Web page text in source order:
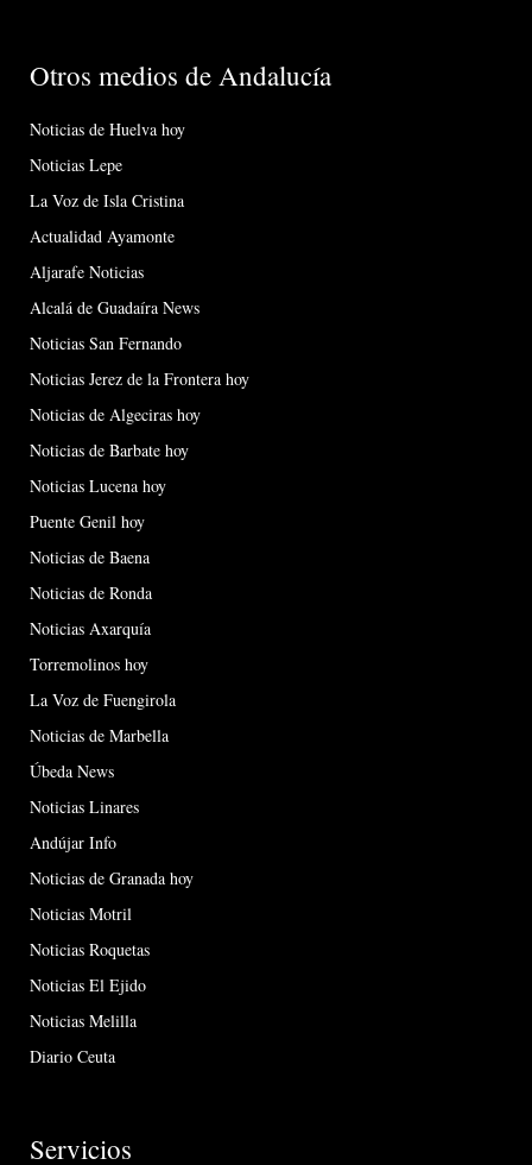
Otros medios de Andalucía
Noticias de Huelva hoy
Noticias Lepe
La Voz de Isla Cristina
Actualidad Ayamonte
Aljarafe Noticias
Alcalá de Guadaíra News
Noticias San Fernando
Noticias Jerez de la Frontera hoy
Noticias de Algeciras hoy
Noticias de Barbate hoy
Noticias Lucena hoy
Puente Genil hoy
Noticias de Baena
Noticias de Ronda
Noticias Axarquía
Torremolinos hoy
La Voz de Fuengirola
Noticias de Marbella
Úbeda News
Noticias Linares
Andújar Info
Noticias de Granada hoy
Noticias Motril
Noticias Roquetas
Noticias El Ejido
Noticias Melilla
Diario Ceuta
Servicios